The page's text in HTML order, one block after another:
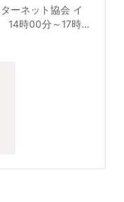
ーネット協会 イ
14時00分～17時
URLはご登録いた
細はこちらをご